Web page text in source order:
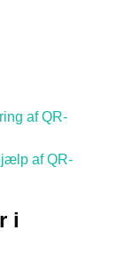
af QR-
af QR-
i